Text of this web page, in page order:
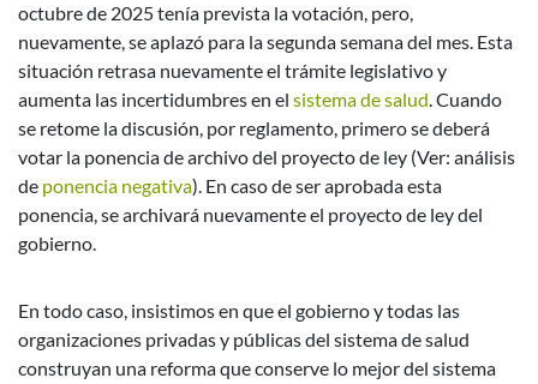
octubre de 2025 tenía prevista la votación, pero,
nuevamente, se aplazó para la segunda semana del mes. Esta
situación retrasa nuevamente el trámite legislativo y
aumenta las incertidumbres en el sistema de salud. Cuando
se retome la discusión, por reglamento, primero se deberá
votar la ponencia de archivo del proyecto de ley (Ver: análisis
de ponencia negativa). En caso de ser aprobada esta
ponencia, se archivará nuevamente el proyecto de ley del
gobierno.
En todo caso, insistimos en que el gobierno y todas las
organizaciones privadas y públicas del sistema de salud
construyan una reforma que conserve lo mejor del sistema